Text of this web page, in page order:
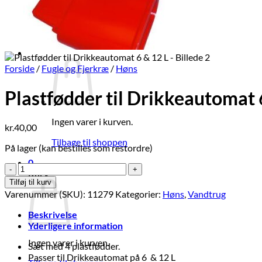
Tilbud
Log ind
Kurv /
kr. 0,000
Ingen varer i kurven.
Tilbage til shoppen
0
Kurv
Ingen varer i kurven.
Forside / Fugle og Fjerkræ / Høns
Plastfødder til Drikkeautomat
kr.40,00
På lager (kan bestilles som restordre)
Plastfødder
til
Drikkeautomat
6
&
12
antal
Tilføj til kurv
Varenummer (SKU): 11279 Kategorier: Høns,Vandtrug
Beskrivelse
Yderligere information
Sæt med 4 plastfødder.
Passer til Drikkeautomat på 6 & 12 L